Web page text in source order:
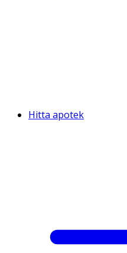
Hitta apotek